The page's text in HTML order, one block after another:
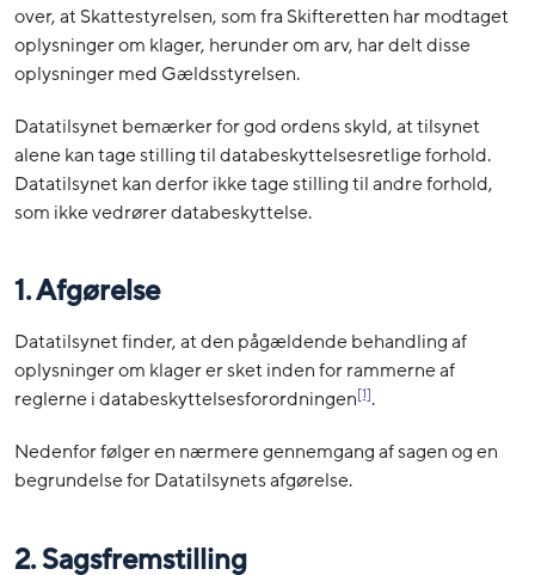
over, at Skattestyrelsen, som fra Skifteretten har modtaget
oplysninger om klager, herunder om arv, har delt disse
oplysninger med Gældsstyrelsen.
Datatilsynet bemærker for god ordens skyld, at tilsynet
alene kan tage stilling til databeskyttelsesretlige forhold.
Datatilsynet kan derfor ikke tage stilling til andre forhold,
som ikke vedrører databeskyttelse.
1. Afgørelse
Datatilsynet finder, at den pågældende behandling af
oplysninger om klager er sket inden for rammerne af
reglerne i databeskyttelsesforordningen[1].
Nedenfor følger en nærmere gennemgang af sagen og en
begrundelse for Datatilsynets afgørelse.
2. Sagsfremstilling